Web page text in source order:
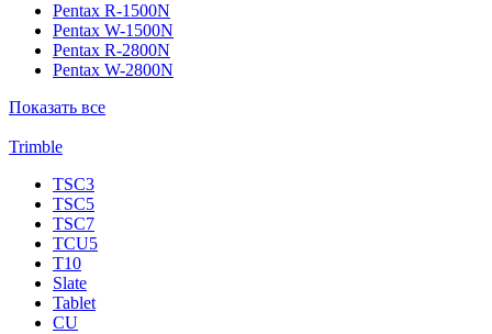
Pentax R-1500N
Pentax W-1500N
Pentax R-2800N
Pentax W-2800N
Показать все
Trimble
TSC3
TSC5
TSC7
TCU5
T10
Slate
Tablet
CU